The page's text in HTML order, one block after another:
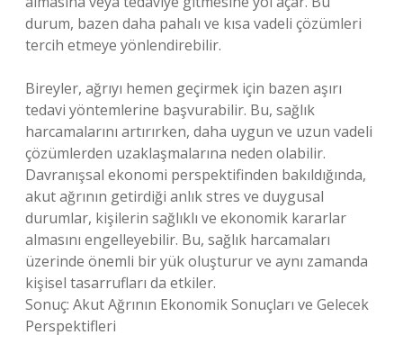
durum, bazen daha pahalı ve kısa vadeli çözümleri
tercih etmeye yönlendirebilir.
Bireyler, ağrıyı hemen geçirmek için bazen aşırı
tedavi yöntemlerine başvurabilir. Bu, sağlık
harcamalarını artırırken, daha uygun ve uzun vadeli
çözümlerden uzaklaşmalarına neden olabilir.
Davranışsal ekonomi perspektifinden bakıldığında,
akut ağrının getirdiği anlık stres ve duygusal
durumlar, kişilerin sağlıklı ve ekonomik kararlar
almasını engelleyebilir. Bu, sağlık harcamaları
üzerinde önemli bir yük oluşturur ve aynı zamanda
kişisel tasarrufları da etkiler.
Sonuç: Akut Ağrının Ekonomik Sonuçları ve Gelecek
Perspektifleri